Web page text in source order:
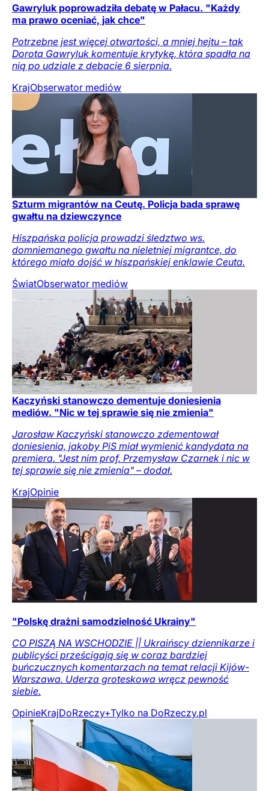
Gawryluk poprowadziła debatę w Pałacu. "Każdy
ma prawo oceniać, jak chce"
Potrzebne jest więcej otwartości, a mniej hejtu – tak
Dorota Gawryluk komentuje krytykę, która spadła na
nią po udziale z debacie 6 sierpnia.
KrajObserwator mediów
Szturm migrantów na Ceutę. Policja bada sprawę
gwałtu na dziewczynce
Hiszpańska policja prowadzi śledztwo ws.
domniemanego gwałtu na nieletniej migrantce, do
którego miało dojść w hiszpańskiej enklawie Ceuta.
ŚwiatObserwator mediów
Kaczyński stanowczo dementuje doniesienia
mediów. "Nic w tej sprawie się nie zmienia"
Jarosław Kaczyński stanowczo zdementował
doniesienia, jakoby PiS miał wymienić kandydata na
premiera. "Jest nim prof. Przemysław Czarnek i nic w
tej sprawie się nie zmienia" – dodał.
KrajOpinie
"Polskę drażni samodzielność Ukrainy"
CO PISZĄ NA WSCHODZIE || Ukraińscy dziennikarze i
publicyści prześcigają się w coraz bardziej
buńczucznych komentarzach na temat relacji Kijów-
Warszawa. Uderza groteskowa wręcz pewność
siebie.
OpinieKrajDoRzeczy+Tylko na DoRzeczy.pl